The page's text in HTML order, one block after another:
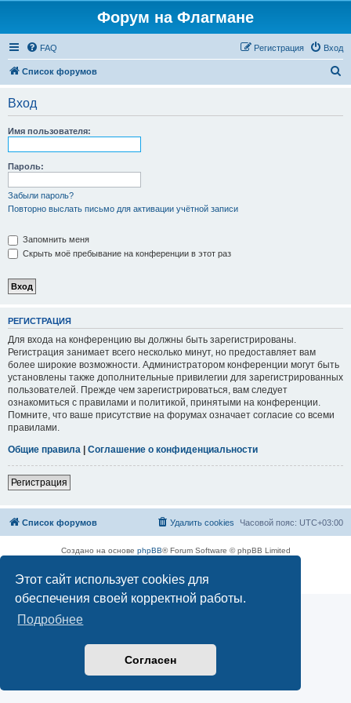
Этот сайт использует cookies для
обеспечения своей корректной работы.
Подробнее
Согласен
Форум на Флагмане
FAQ Вход
Регистрация
Список форумов
Вход
Имя пользователя:
Пароль:
Забыли пароль?
Повторно выслать письмо для активации учётной записи
Запомнить меня
Скрыть моё пребывание на конференции в этот раз
РЕГИСТРАЦИЯ
Для входа на конференцию вы должны быть зарегистрированы.
Регистрация занимает всего несколько минут, но предоставляет вам
более широкие возможности. Администратором конференции могут быть
установлены также дополнительные привилегии для зарегистрированных
пользователей. Прежде чем зарегистрироваться, вам следует
ознакомиться с правилами и политикой, принятыми на конференции.
Помните, что ваше присутствие на форумах означает согласие со всеми
правилами.
Общие правила | Соглашение о конфиденциальности
Регистрация
Список форумов Часовой пояс: UTC+03:00
Удалить cookies
Создано на основе phpBB® Forum Software © phpBB Limited
Конфиденциальность|Правила